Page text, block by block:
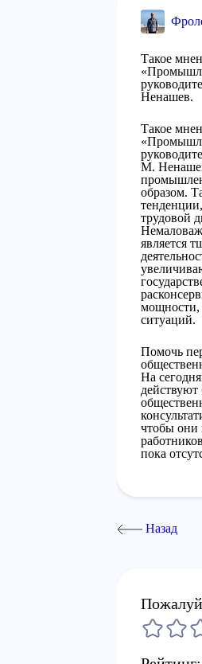
Такое
Ненашев.
Такое
М.
образом.
трудовой
является
мощности,
ситуаций.
Помочь
На
чтобы они
пока
Назад